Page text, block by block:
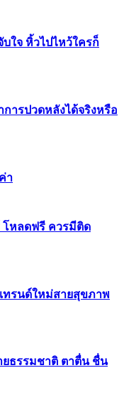
บใจ หิ้วไปไหว้ใครก็
การปวดหลังได้จริงหรือ
า
โหลดฟรี ควรมีติด
ทรนด์ใหม่สายสุขภาพ
ยธรรมชาติ ตาตื่น ชื่น